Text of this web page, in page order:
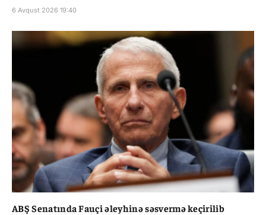
6 Avqust 2026 19:40
ABŞ Senatında Fauçi əleyhinə səsvermə keçirilib